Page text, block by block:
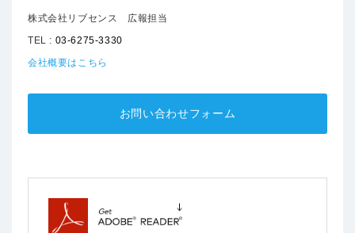
株式会社リブセンス 広報担当
TEL : 03-6275-3330
会社概要はこちら
お問い合わせフォーム